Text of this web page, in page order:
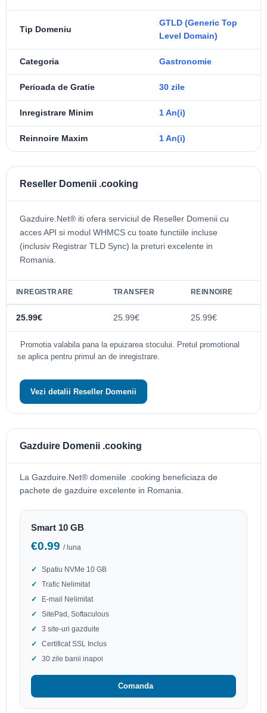
Tip Domeniu
GTLD (Generic Top
Level Domain)
Categoria Gastronomie
Perioada de Gratie 30 zile
Inregistrare Minim 1 An(i)
Reinnoire Maxim 1 An(i)
Reseller Domenii .cooking
Gazduire.Net® iti ofera serviciul de Reseller Domenii cu
acces API si modul WHMCS cu toate functiile incluse
(inclusiv Registrar TLD Sync) la preturi excelente in
Romania.
INREGISTRARE TRANSFER REINNOIRE
25.99€ 25.99€ 25.99€
Promotia valabila pana la epuizarea stocului. Pretul promotional
se aplica pentru primul an de inregistrare.
Vezi detalii Reseller Domenii
Gazduire Domenii .cooking
La Gazduire.Net® domeniile .cooking beneficiaza de
pachete de gazduire excelente in Romania.
Smart 10 GB
€0.99 / luna
Spatiu NVMe 10 GB
Trafic Nelimitat
E-mail Nelimitat
SitePad, Softaculous
3 site-uri gazduite
Certificat SSL Inclus
30 zile banii inapoi
Comanda